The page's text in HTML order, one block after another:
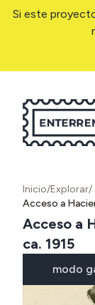
Si este
Inicio/Explorar/
Acceso a
Acceso a
ca. 1915
modo